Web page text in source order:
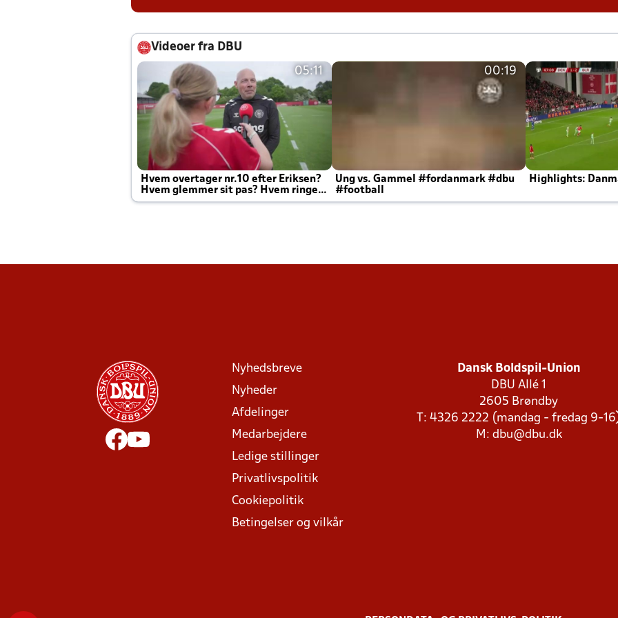
Videoer fra DBU
05:11
Hvem overtager nr.10 efter Eriksen?
Hvem glemmer sit pas? Hvem ringer
Joachim altid til efter kampe?
00:19
Ung vs. Gammel #fordanmark #dbu
#football
Highlights:
Nyhedsbreve
Nyheder
Afdelinger
Medarbejdere
Ledige stillinger
Privatlivspolitik
Cookiepolitik
Betingelser og vilkår
Dansk Boldspil-Union
DBU Allé 1
2605 Brøndby
T: 4326 2222 (mandag - fredag 9-
M: dbu@dbu.dk